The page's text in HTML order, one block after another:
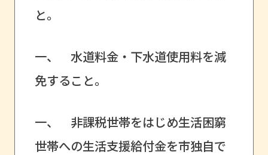
と。
一、 水道料金・下水道使用料を減
免すること。
一、 非課税世帯をはじめ生活困窮
世帯への生活支援給付金を市独自で